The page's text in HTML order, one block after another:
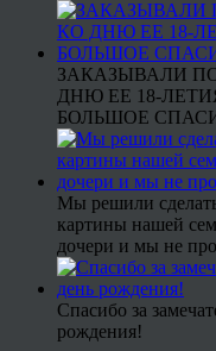
ЗАКАЗЫВАЛИ
ДНЮ ЕЕ 18-
БОЛЬШОЕ
Мы решили
картины нашей
дочери и мы не
Спасибо за
рождения!